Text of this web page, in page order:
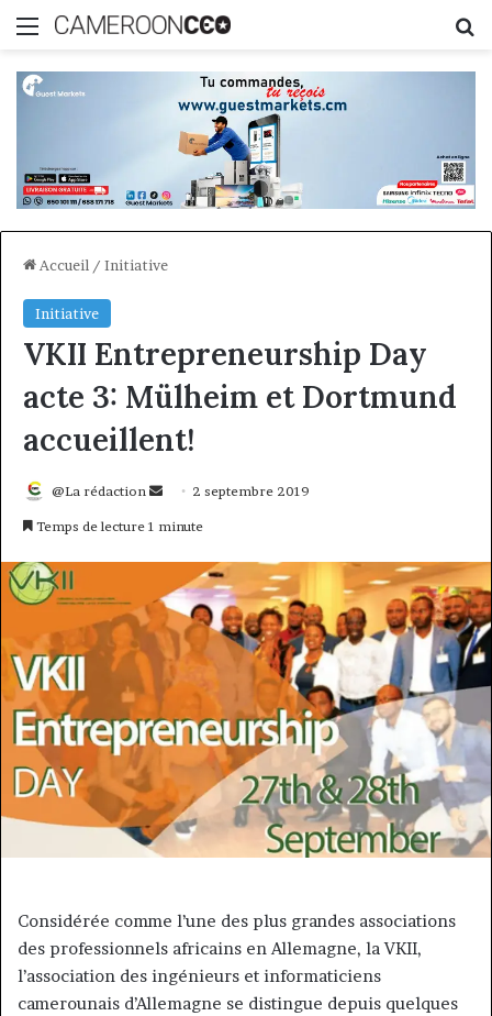
Menu
Accueil / Initiative
Initiative
VKII Entrepreneurship Day
acte 3: Mülheim et Dortmund
accueillent!
@La rédaction
Envoyer2 septembre 2019
Temps de lecture 1 minute
Considérée comme l’une des plus grandes associations
des professionnels africains en Allemagne, la VKII,
l’association des ingénieurs et informaticiens
camerounais d’Allemagne se distingue depuis quelques